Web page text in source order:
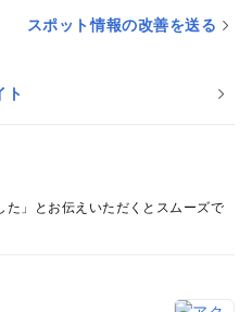
スポット情報の改善を送る
ト
た」とお伝えいただくとスムーズで